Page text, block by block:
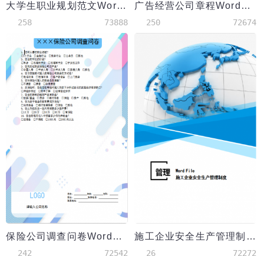
大学生职业规划范文Word模板
258 73888
广告经营公司章程Word模板
250 72674
保险公司调查问卷Word模板
242 72542
施工企业安全生产管理制度Word模板
26 72272